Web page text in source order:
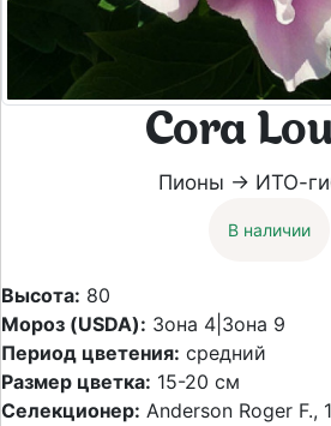
Cora
Пионы → ИТО-
В наличии
Высота: 80
Мороз (USDA): Зона 4|Зона 9
Период цветения: средний
Размер цветка: 15-20 см
Селекционер: Anderson Roger F.,